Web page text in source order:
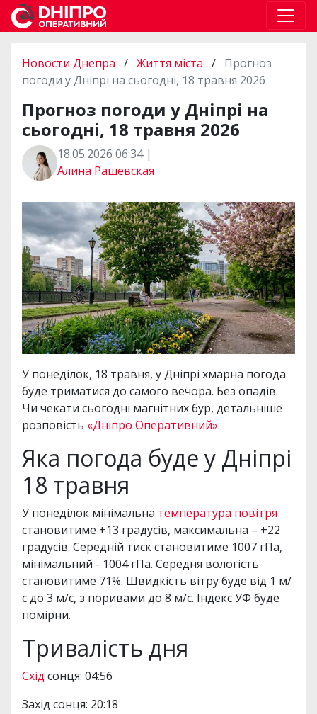
Новости Днепра / Життя міста / Прогноз
погоди у Дніпрі на сьогодні, 18 травня 2026
Прогноз погоди у Дніпрі на
сьогодні, 18 травня 2026
18.05.2026 06:34 |
Алина Рашевская
У понеділок, 18 травня, у Дніпрі хмарна погода
буде триматися до самого вечора. Без опадів.
Чи чекати сьогодні магнітних бур, детальніше
розповість «Дніпро Оперативний».
Яка погода буде у Дніпрі
18 травня
У понеділок мінімальна температура повітря
становитиме +13 градусів, максимальна – +22
градусів. Середній тиск становитиме 1007 гПа,
мінімальний - 1004 гПа. Середня вологість
становитиме 71%. Швидкість вітру буде від 1 м/
с до 3 м/с, з поривами до 8 м/с. Індекс УФ буде
помірни.
Тривалість дня
Схід сонця: 04:56
Захід сонця: 20:18